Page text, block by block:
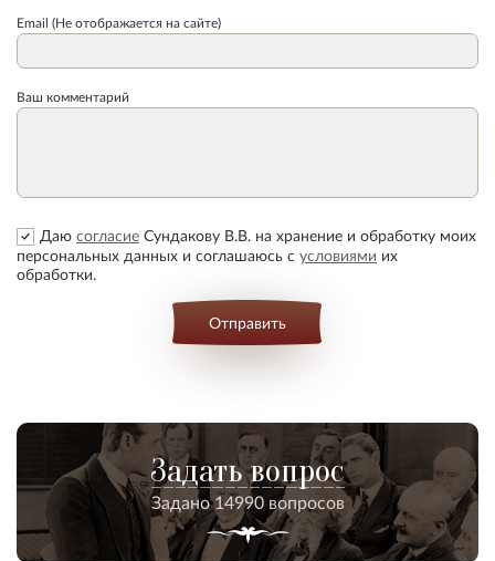
Email (Не отображается на сайте)
Ваш комментарий
Даю согласие Сундакову В.В. на хранение и обработку моих
персональных данных и соглашаюсь с условиями их
обработки.
Отправить
Задать вопрос
Задано 14990 вопросов